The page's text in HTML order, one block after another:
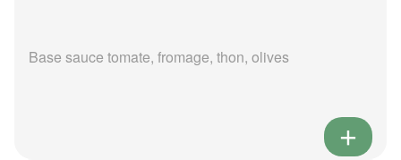
Base sauce tomate, fromage, thon, olives